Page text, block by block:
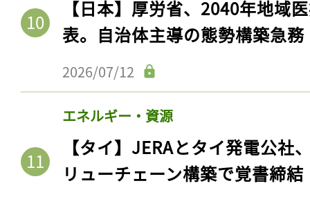
【日本】厚労省、2040年地域
表。自治体主導の態勢構築急務
2026/07/12
エネルギー・資源
【タイ】JERAとタイ発電公社
リューチェーン構築で覚書締結